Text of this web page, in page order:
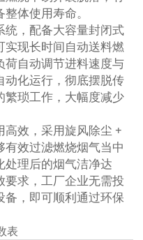
体使用寿命。
统，配备大容量封闭式
现长时间自动送料燃
荷自动调节进料速度与
动化运行，彻底摆脱传
繁琐工作，大幅度减少
效，采用旋风除尘 +
效过滤燃烧烟气当中
处理后的烟气洁净达
求，工厂企业无需投
备，即可顺利通过环保
表